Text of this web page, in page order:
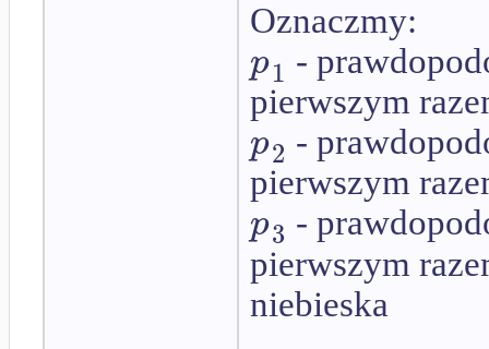
Oznaczmy:
p1 -
pierwszym
p2 -
pierwszym
p3 -
pierwszym
niebieska